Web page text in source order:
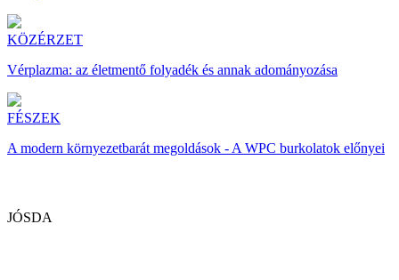
KÖZÉRZET
Vérplazma: az életmentő folyadék és annak adományozása
FÉSZEK
A modern környezetbarát megoldások - A WPC burkolatok előnyei
JÓSDA